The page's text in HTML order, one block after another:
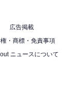
広告掲載
・商標・免責事項
ニュースについて